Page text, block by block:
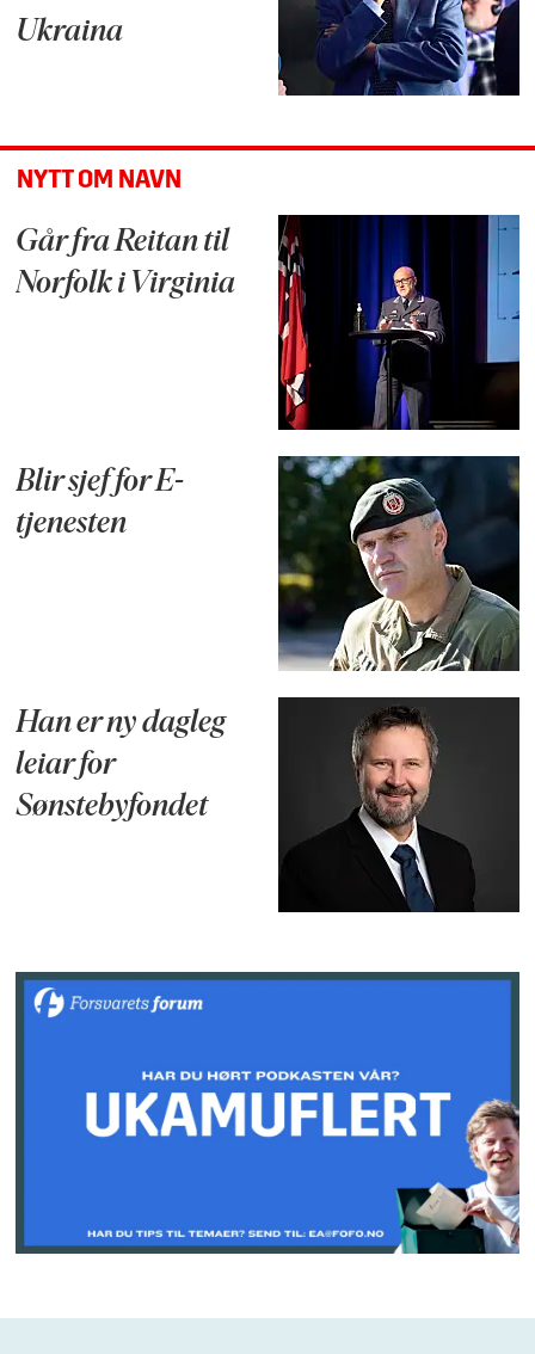
Ukraina
NYTT OM NAVN
Går fra Reitan til
Norfolk i Virginia
Blir sjef for E-
tjenesten
Han er ny dagleg
leiar for
Sønstebyfondet